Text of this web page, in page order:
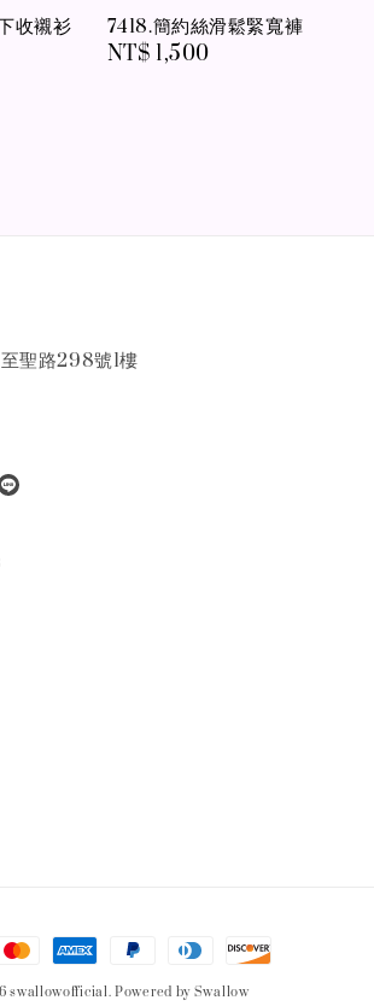
收襯衫
7418.簡約絲滑鬆緊寬褲
Regular
NT$ 1,500
聖路298號1樓
swallowofficial. Powered by Swallow